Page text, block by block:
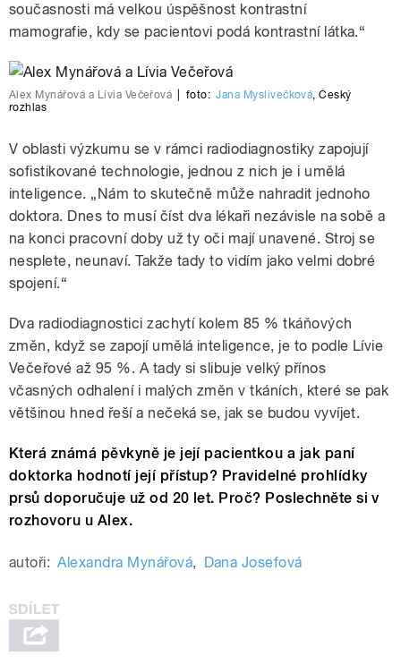
současnosti má velkou úspěšnost kontrastní
mamografie, kdy se pacientovi podá kontrastní látka.“
Alex Mynářová a Lívia Večeřová foto: Jana Myslivečková,Český
rozhlas
V oblasti výzkumu se v rámci radiodiagnostiky zapojují
sofistikované technologie, jednou z nich je i umělá
inteligence. „Nám to skutečně může nahradit jednoho
doktora. Dnes to musí číst dva lékaři nezávisle na sobě a
na konci pracovní doby už ty oči mají unavené. Stroj se
nesplete, neunaví. Takže tady to vidím jako velmi dobré
spojení.“
Dva radiodiagnostici zachytí kolem 85 % tkáňových
změn, když se zapojí umělá inteligence, je to podle Lívie
Večeřové až 95 %. A tady si slibuje velký přínos
včasných odhalení i malých změn v tkáních, které se pak
většinou hned řeší a nečeká se, jak se budou vyvíjet.
Která známá pěvkyně je její pacientkou a jak paní
doktorka hodnotí její přístup? Pravidelné prohlídky
prsů doporučuje už od 20 let. Proč? Poslechněte si v
rozhovoru u Alex.
autoři: Alexandra Mynářová, Dana Josefová